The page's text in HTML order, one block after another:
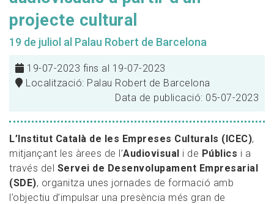
projecte cultural
19 de juliol al Palau Robert de Barcelona
19-07-2023 fins al 19-07-2023
Localització: Palau Robert de Barcelona
Data de publicació: 05-07-2023
L’Institut Català de les Empreses Culturals (ICEC),
mitjançant les àrees de l’Audiovisual i de Públics i a
través del Servei de Desenvolupament Empresarial
(SDE), organitza unes jornades de formació amb
l’objectiu d’impulsar una presència més gran de